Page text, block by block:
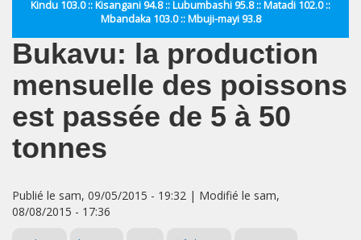
Kindu 103.0 :: Kisangani 94.8 :: Lubumbashi 95.8 :: Matadi 102.0 ::
Mbandaka 103.0 :: Mbuji-mayi 93.8
Bukavu: la production
mensuelle des poissons
est passée de 5 à 50
tonnes
Publié le sam, 09/05/2015 - 19:32 | Modifié le sam,
08/08/2015 - 17:36